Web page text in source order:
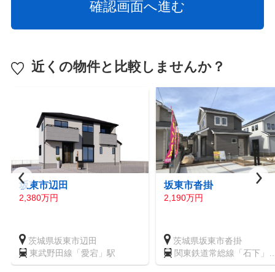
近くの物件と比較しませんか？
坂東市辺田
2,380万円
茨城県坂東市辺田
東武野田線「愛宕」駅
坂東市沓掛
2,190万円
茨城県坂東市沓掛
関東鉄道常総線「石下」
駅 徒歩95分